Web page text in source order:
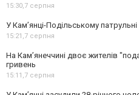
15:30,7 серпня
У Кам’янці-Подільському
15:21,7 серпня
На Камʼянеччині двоє жителів
гривень
15:11,7 серпня